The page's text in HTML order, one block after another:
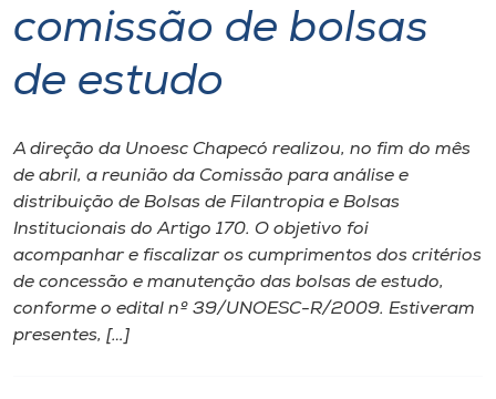
Atendimento ao Estudante
Portal de Ensino
A
Unoesc
Internacionalização
I.nova
comissão de bolsas
de estudo
A direção da Unoesc Chapecó realizou, no fim do mês
de abril, a reunião da Comissão para análise e
distribuição de Bolsas de Filantropia e Bolsas
Institucionais do Artigo 170. O objetivo foi
acompanhar e fiscalizar os cumprimentos dos critérios
de concessão e manutenção das bolsas de estudo,
conforme o edital nº 39/UNOESC-R/2009. Estiveram
presentes, […]